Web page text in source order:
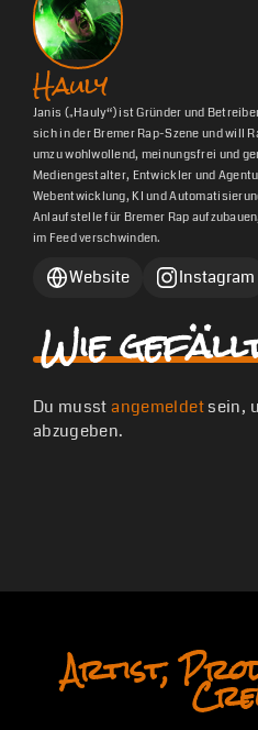
Hauly
Janis („Hauly“) ist Gründer und
sich in der Bremer Rap-Szene und will
umzu wohlwollend, meinungsfrei und
Mediengestalter, Entwickler und
Webentwicklung, KI und
Anlaufstelle für Bremer Rap
im Feed verschwinden.
Website Instagram
Wie
Du musstangemeldetsein,
abzugeben.
Artist,